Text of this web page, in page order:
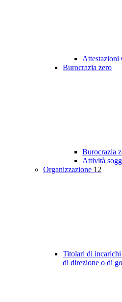
Attestazioni
Burocrazia zero
Burocrazia
Attività
Organizzazione 12
Titolari di
di direzione o di